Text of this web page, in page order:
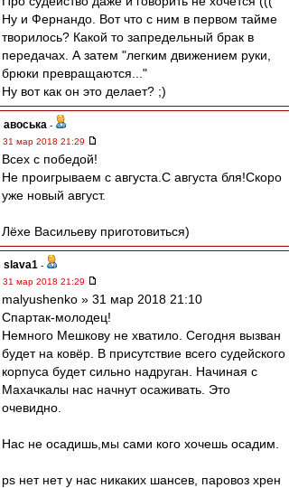
Ну и Фернандо. Вот что с ним в первом тайме
творилось? Какой то запредельный брак в
передачах. А затем "легким движением руки,
брюки превращаются..."
Ну вот как он это делает? ;)
авоська -
31 мар 2018 21:29
Всех с победой!
Не проигрываем с августа.С августа бля!Скоро
уже новый август.
Лёхе Васильеву приготовиться)
slava1 -
31 мар 2018 21:29
malyushenko » 31 мар 2018 21:10
Спартак-молодец!
Немного Мешкову не хватило. Сегодня вызван
будет на ковёр. В присутствие всего судейского
корпуса будет сильно надруган. Начиная с
Махачкалы нас начнут осаживать. Это
очевидно.
Нас не осадишь,мы сами кого хочешь осадим.
ps нет нет у нас никаких шансев, паровоз хрен